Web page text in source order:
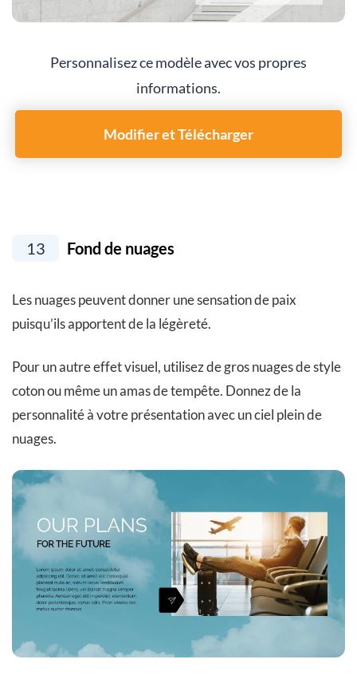
Personnalisez ce modèle avec vos propres
informations.
Modifier et Télécharger
13 Fond de nuages
Les nuages ​​peuvent donner une sensation de paix
puisqu’ils apportent de la légèreté.
Pour un autre effet visuel, utilisez de gros nuages ​​de style
coton ou même un amas de tempête. Donnez de la
personnalité à votre présentation avec un ciel plein de
nuages.